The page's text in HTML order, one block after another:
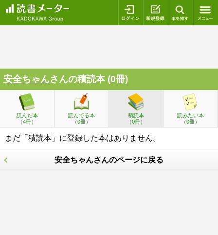
ログイン 新規登録
安全ちゃんさんの積読本 (0冊)
読んだ本
（4冊）
読んでる本
（0冊）
積読本
（0冊）
読みたい本
（0冊）
まだ「積読本」に登録した本はありません。
安全ちゃんさんのページに戻る